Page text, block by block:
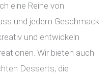
eine Reihe von
und jedem Geschmack
und entwickeln
Wir bieten auch
Desserts, die